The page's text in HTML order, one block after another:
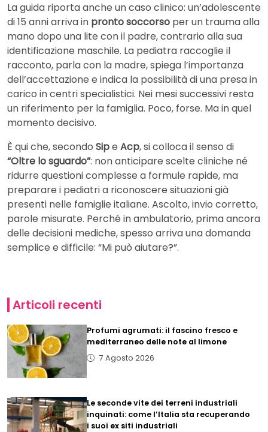
La guida riporta anche un caso clinico: un’adolescente
di 15 anni arriva in pronto soccorso per un trauma alla
mano dopo una lite con il padre, contrario alla sua
identificazione maschile. La pediatra raccoglie il
racconto, parla con la madre, spiega l’importanza
dell’accettazione e indica la possibilità di una presa in
carico in centri specialistici. Nei mesi successivi resta
un riferimento per la famiglia. Poco, forse. Ma in quel
momento decisivo.
È qui che, secondo Sipe Acp, si colloca il senso di
“Oltre lo sguardo”: non anticipare scelte cliniche né
ridurre questioni complesse a formule rapide, ma
preparare i pediatri a riconoscere situazioni già
presenti nelle famiglie italiane. Ascolto, invio corretto,
parole misurate. Perché in ambulatorio, prima ancora
delle decisioni mediche, spesso arriva una domanda
semplice e difficile: “Mi può aiutare?”.
Articoli recenti
Profumi agrumati: il fascino fresco e
mediterraneo delle note al limone
7 Agosto 2026
Le seconde vite dei terreni industriali
inquinati: come l’Italia sta recuperando
i suoi ex siti industriali